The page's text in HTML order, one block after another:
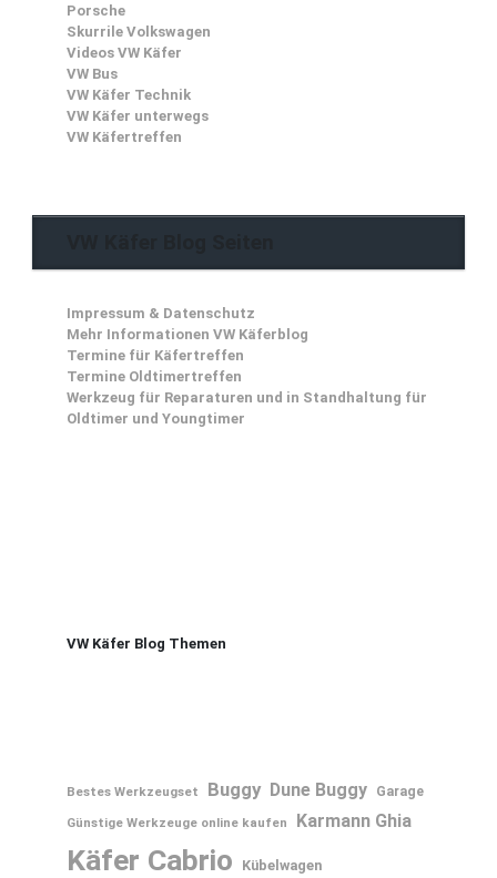
Porsche
Skurrile Volkswagen
Videos VW Käfer
VW Bus
VW Käfer Technik
VW Käfer unterwegs
VW Käfertreffen
Impressum & Datenschutz
Mehr Informationen VW Käferblog
Termine für Käfertreffen
Termine Oldtimertreffen
Werkzeug für Reparaturen und in Standhaltung für
Oldtimer und Youngtimer
VW Käfer Blog Themen
Bestes Werkzeugset Buggy Dune Buggy
Garage
Günstige Werkzeuge online kaufen
Karmann Ghia
Käfer Cabrio Kübelwagen